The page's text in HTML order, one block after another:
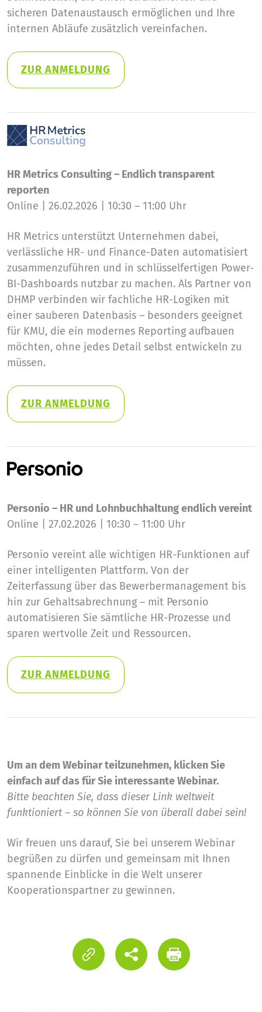
sicheren Datenaustausch ermöglichen und Ihre
internen Abläufe zusätzlich vereinfachen.
ZUR ANMELDUNG
HR Metrics Consulting – Endlich transparent
reporten
Online | 26.02.2026 | 10:30 – 11:00 Uhr
HR Metrics unterstützt Unternehmen dabei,
verlässliche HR- und Finance-Daten automatisiert
zusammenzuführen und in schlüsselfertigen Power-
BI-Dashboards nutzbar zu machen. Als Partner von
DHMP verbinden wir fachliche HR-Logiken mit
einer sauberen Datenbasis – besonders geeignet
für KMU, die ein modernes Reporting aufbauen
möchten, ohne jedes Detail selbst entwickeln zu
müssen.
ZUR ANMELDUNG
Personio – HR und Lohnbuchhaltung endlich vereint
Online | 27.02.2026 | 10:30 – 11:00 Uhr
Personio vereint alle wichtigen HR-Funktionen auf
einer intelligenten Plattform. Von der
Zeiterfassung über das Bewerbermanagement bis
hin zur Gehaltsabrechnung – mit Personio
automatisieren Sie sämtliche HR-Prozesse und
sparen wertvolle Zeit und Ressourcen.
ZUR ANMELDUNG
Um an dem Webinar teilzunehmen, klicken Sie
einfach auf das für Sie interessante Webinar.
Bitte beachten Sie, dass dieser Link weltweit
funktioniert – so können Sie von überall dabei sein!
Wir freuen uns darauf, Sie bei unserem Webinar
begrüßen zu dürfen und gemeinsam mit Ihnen
spannende Einblicke in die Welt unserer
Kooperationspartner zu gewinnen.